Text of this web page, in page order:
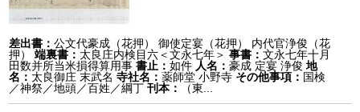
差出書：公文代豪成（花押） 御使定宴（花押） 内代官浄俊（花
押）
端裏書： 太良庄内検目六＜文永七年＞ 事書：文永七年十月
田数并所当米損得算用事書止：如件 人名：豪成 定宴 浄俊 地
名： 太良御庄 末武名 寺社名：薬師堂 小野寺 その他事項： 国検
／神祭／地頭／百姓／綱丁 刊本： （東...